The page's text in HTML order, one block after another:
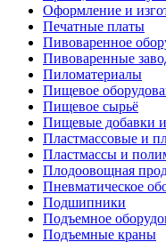
Оформление и
Печатные платы
Пивоваренное
Пивоваренные
Пиломатериалы
Пищевое
Пищевое сырьё
Пищевые добавки
Пластмассовые и
Пластмассы и
Плодоовощная
Пневматическое
Подшипники
Подъемное
Подъемные краны